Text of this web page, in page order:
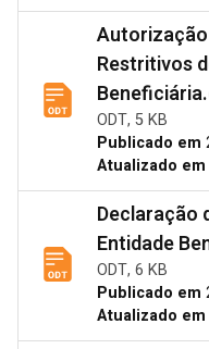
Restritivos
ODT, 5 KB
Publicado em
Atualizado em
Declaração
Entidade
ODT, 6 KB
Publicado em
Atualizado em